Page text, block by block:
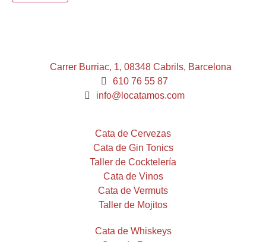
Carrer Burriac, 1, 08348 Cabrils, Barcelona
610 76 55 87
info@locatamos.com
Cata de Cervezas
Cata de Gin Tonics
Taller de Cocktelería
Cata de Vinos
Cata de Vermuts
Taller de Mojitos
Cata de Whiskeys